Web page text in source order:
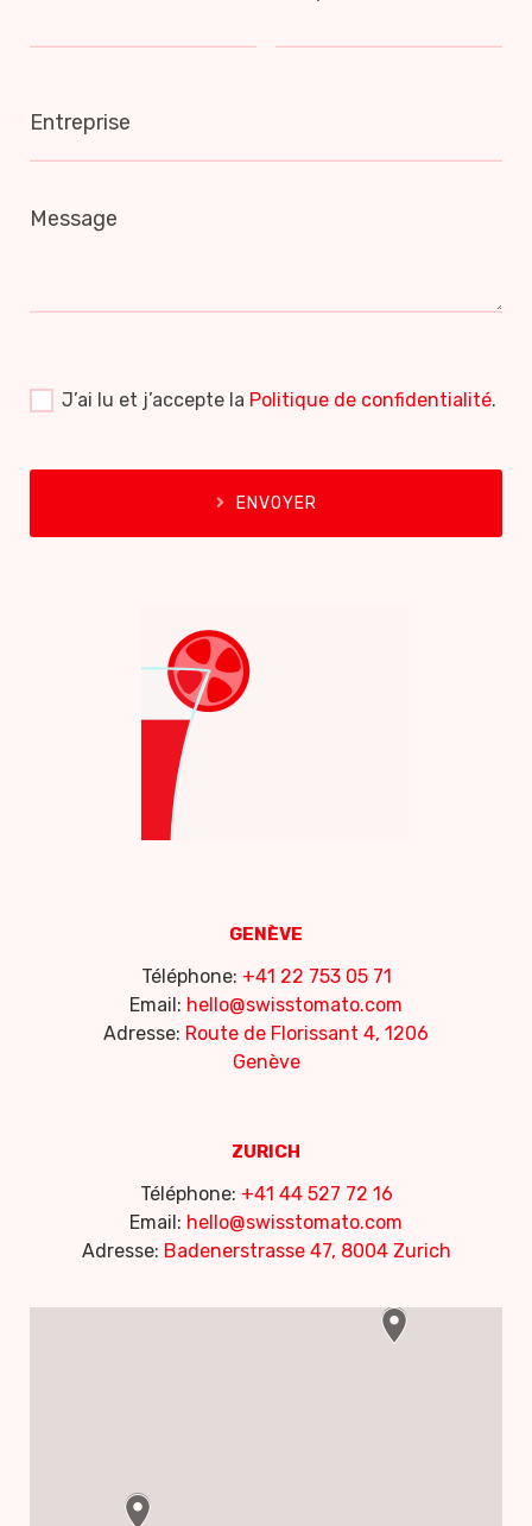
Entreprise
Message
J’ai lu et j’accepte la Politique de confidentialité.
ENVOYER
GENÈVE
Téléphone: +41 22 753 05 71
Email: hello@swisstomato.com
Adresse: Route de Florissant 4, 1206
Genève
ZURICH
Téléphone: +41 44 527 72 16
Email: hello@swisstomato.com
Adresse: Badenerstrasse 47, 8004 Zurich